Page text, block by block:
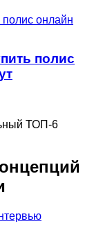
полис
ТОП-6